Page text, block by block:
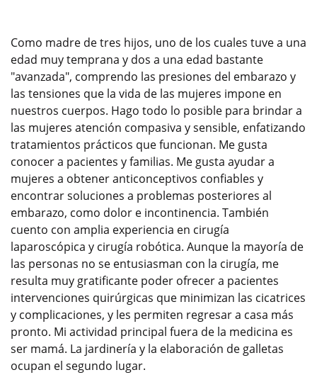
Como madre de tres hijos, uno de los cuales tuve a una
edad muy temprana y dos a una edad bastante
"avanzada", comprendo las presiones del embarazo y
las tensiones que la vida de las mujeres impone en
nuestros cuerpos. Hago todo lo posible para brindar a
las mujeres atención compasiva y sensible, enfatizando
tratamientos prácticos que funcionan. Me gusta
conocer a pacientes y familias. Me gusta ayudar a
mujeres a obtener anticonceptivos confiables y
encontrar soluciones a problemas posteriores al
embarazo, como dolor e incontinencia. También
cuento con amplia experiencia en cirugía
laparoscópica y cirugía robótica. Aunque la mayoría de
las personas no se entusiasman con la cirugía, me
resulta muy gratificante poder ofrecer a pacientes
intervenciones quirúrgicas que minimizan las cicatrices
y complicaciones, y les permiten regresar a casa más
pronto. Mi actividad principal fuera de la medicina es
ser mamá. La jardinería y la elaboración de galletas
ocupan el segundo lugar.